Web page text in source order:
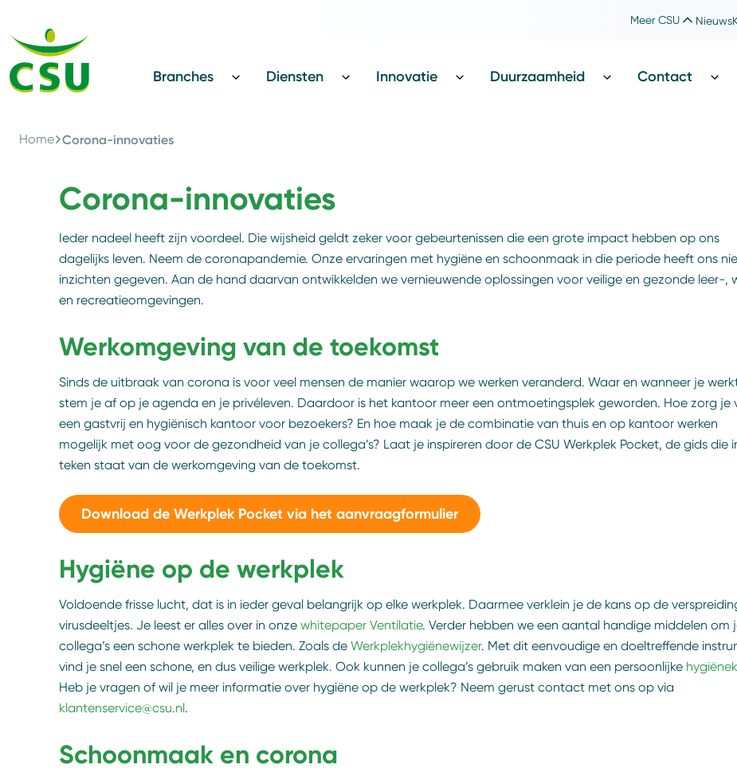
Meer CSU Nieuws
Branches Diensten Innovatie Duurzaamheid Contact
Home Corona-innovaties
Corona-innovaties
Ieder nadeel heeft zijn voordeel. Die wijsheid geldt zeker voor gebeurtenissen die een grote impact hebben op ons
dagelijks leven. Neem de coronapandemie. Onze ervaringen met hygiëne en schoonmaak in die periode heeft ons
inzichten gegeven. Aan de hand daarvan ontwikkelden we vernieuwende oplossingen voor veilige en gezonde leer-,
en recreatieomgevingen.
Werkomgeving van de toekomst
Sinds de uitbraak van corona is voor veel mensen de manier waarop we werken veranderd. Waar en wanneer je
stem je af op je agenda en je privéleven. Daardoor is het kantoor meer een ontmoetingsplek geworden. Hoe zorg je
een gastvrij en hygiënisch kantoor voor bezoekers? En hoe maak je de combinatie van thuis en op kantoor werken
mogelijk met oog voor de gezondheid van je collega’s? Laat je inspireren door de CSU Werkplek Pocket, de gids die
teken staat van de werkomgeving van de toekomst.
Download de Werkplek Pocket via het aanvraagformulier
Hygiëne op de werkplek
Voldoende frisse lucht, dat is in ieder geval belangrijk op elke werkplek. Daarmee verklein je de kans op de
virusdeeltjes. Je leest er alles over in onze whitepaper Ventilatie. Verder hebben we een aantal handige middelen om
collega’s een schone werkplek te bieden. Zoals de Werkplekhygiënewijzer. Met dit eenvoudige en doeltreffende
vind je snel een schone, en dus veilige werkplek. Ook kunnen je collega’s gebruik maken van een persoonlijke
Heb je vragen of wil je meer informatie over hygiëne op de werkplek? Neem gerust contact met ons op via
klantenservice@csu.nl.
Schoonmaak en corona